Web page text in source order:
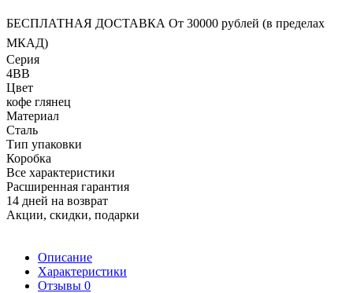
БЕСПЛАТНАЯ ДОСТАВКА От 30000 рублей (в пределах
МКАД)
Серия
4BB
Цвет
кофе глянец
Материал
Сталь
Тип упаковки
Коробка
Все характеристики
Расширенная гарантия
14 дней на возврат
Акции, скидки, подарки
Описание
Характеристики
Отзывы 0